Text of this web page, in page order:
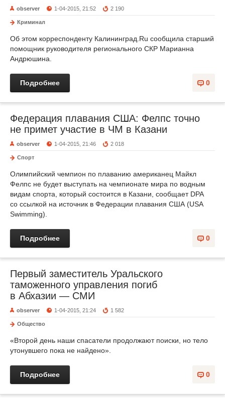
observer 1-04-2015, 21:52 2 190
Криминал
Об этом корреспонденту Калининград.Ru сообщила старший
помощник руководителя регионального СКР Марианна
Андрюшина.
0
Подробнее
Федерация плавания США: Фелпс точно
не примет участие в ЧМ в Казани
observer 1-04-2015, 21:46 2 018
Спорт
Олимпийский чемпион по плаванию американец Майкл
Фелпс не будет выступать на чемпионате мира по водным
видам спорта, который состоится в Казани, сообщает DPA
со ссылкой на источник в Федерации плавания США (USA
Swimming).
0
Подробнее
Первый заместитель Уральского
таможенного управления погиб
в Абхазии — СМИ
observer 1-04-2015, 21:24 1 582
Общество
«Второй день наши спасатели продолжают поиски, но тело
утонувшего пока не найдено».
0
Подробнее